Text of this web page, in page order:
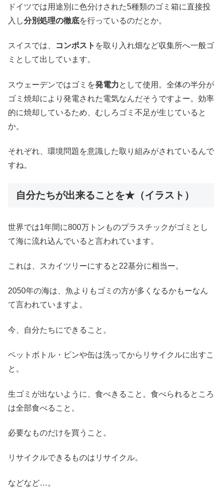
ドイツでは用途別に色分けされた5種類のゴミ箱に直接投
入し分別処理の徹底を行っているのだとか。
スイスでは、 コンポスト を取り入れ畑など収集所へ一般ゴ
ミとして出しています。
スウェーデンではゴミを発電力として使用。全体の半分が
ゴミ焼却により発電された電気なんだそうですよー。効率
的に焼却しているため、むしろゴミ不足が生じていると
か。
それぞれ、環境問題を意識した取り組みがされているんで
すね。
自分たちが出来ることを★（イラスト）
世界では1年間に800万トンものプラスチックがゴミとし
て海に流れ込んでいると言われています。
これは、スカイツリーにすると22基分に相当ー。
2050年の海は、魚よりもゴミの方が多くなるかもーなん
て言われていますよ。
今、自分たちにできること。
ペットボトル・ビンや缶は洗ってからリサイクルに出すこ
と。
生ゴミが出ないように、食べきること。食べられるところ
は全部食べること。
必要なものだけを買うこと。
リサイクルできるものはリサイクル。
などなど…。